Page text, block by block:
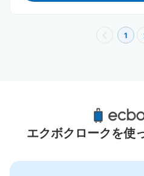
1
連江県（馬祖）周辺の
ー
エクボクロークを使